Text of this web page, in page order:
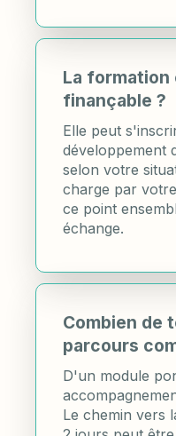
La formation
finançable ?
Elle peut
développement
selon votre
charge par
ce point
échange.
Combien de
parcours
D'un module
Le chemin vers